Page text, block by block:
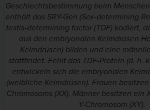
Geschlechtsbestimmung beim
enthält das SRY-Gen (Sex-determining
testis-determining factor (TDF) kodiert,
aus den embryonalen Keimdrüsen
Keimdrüsen) bilden und eine
stattfindet. Fehlt das TDF-Protein (d. h.
entwickeln sich die embryonalen
(weibliche Keimdrüsen). Frauen
Chromosoms (XX), Männer besitzen ein
Y-Chromosom (XY).